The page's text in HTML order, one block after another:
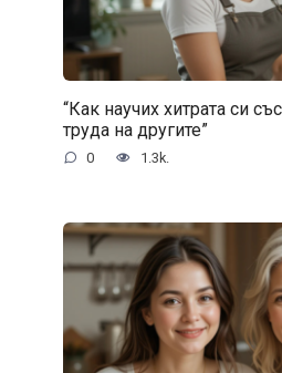
“Как научих хитрата си
труда на другите”
0 1.3k.